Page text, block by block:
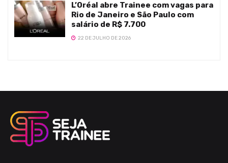
L’Oréal abre Trainee com vagas para
Rio de Janeiro e São Paulo com
salário de R$ 7.700
22 DE JULHO DE 2026